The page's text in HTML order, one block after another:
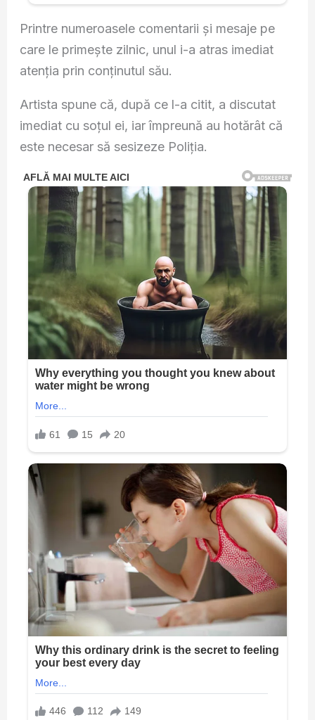
Printre numeroasele comentarii și mesaje pe
care le primește zilnic, unul i-a atras imediat
atenția prin conținutul său.
Artista spune că, după ce l-a citit, a discutat
imediat cu soțul ei, iar împreună au hotărât că
este necesar să sesizeze Poliția.